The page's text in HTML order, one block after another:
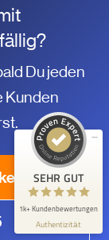
Du jeden
Kunden
SEHR GUT
1k+ Kundenbewertungen
Authentizität
99%
Empfehlungen auf
563
Bewertungen auf
ProvenExpert.com
Profil werfen